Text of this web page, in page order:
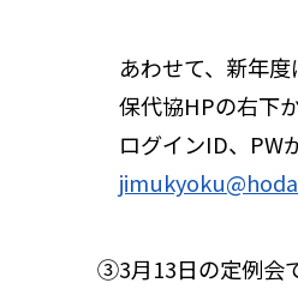
あわせて、新年度
保代協HPの右下
ログインID、PW
③3月13日の定例会